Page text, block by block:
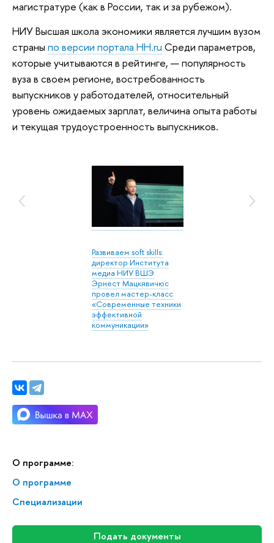
О программе:
О программе
Специализации
Подать документы
магистратуре (как в России, так и за рубежом).
НИУ Высшая школа экономики является лучшим вузом
страны по версии портала HH.ru Среди параметров,
которые учитываются в рейтинге, — популярность
вуза в своем регионе, востребованность
выпускников у работодателей, относительный
уровень ожидаемых зарплат, величина опыта работы
и текущая трудоустроенность выпускников.
Развиваем soft skills:
директор Института
медиа НИУ ВШЭ
Эрнест Мацкявичюс
провел мастер-класс
«Современные техники
эффективной
коммуникации»